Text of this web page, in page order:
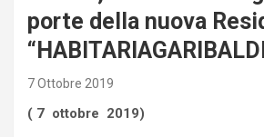
porte della nuova
7 Ottobre 2019
( 7 ottobre 2019)